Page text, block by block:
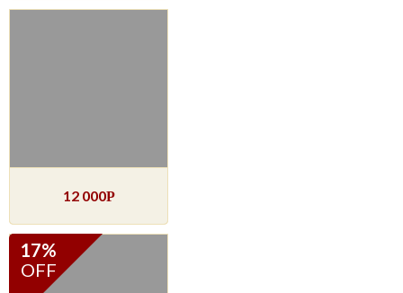
12 000Р
17%
OFF